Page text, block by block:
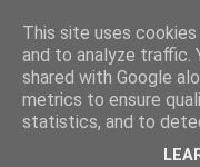
This site uses
and to analyze traffic.
shared with Google
metrics to ensure
statistics, and to